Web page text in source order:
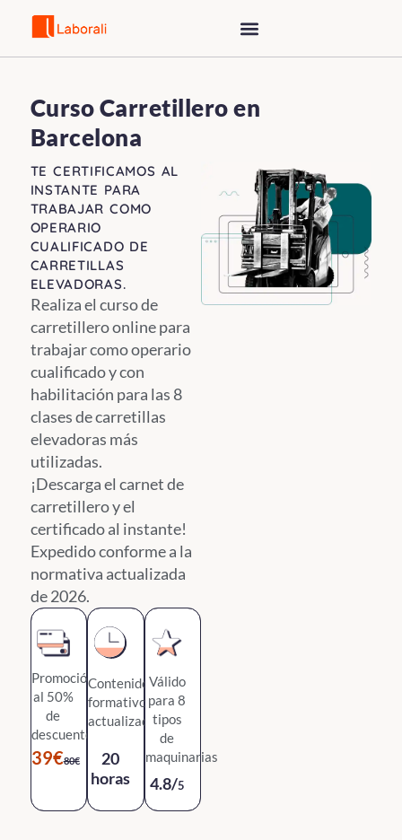
Curso Carretillero en
Barcelona
TE CERTIFICAMOS AL
INSTANTE PARA
TRABAJAR COMO
OPERARIO
CUALIFICADO DE
CARRETILLAS
ELEVADORAS.
Realiza el curso de
carretillero online para
trabajar como operario
cualificado y con
habilitación para las 8
clases de carretillas
elevadoras más
utilizadas.
¡Descarga el carnet de
carretillero y el
certificado al instante!
Expedido conforme a la
normativa actualizada
de 2026.
Promoción
al 50%
de
descuento
39€80€
Contenido
formativo
actualizado
20
horas
Válido
para 8
tipos
de
maquinarias
4.8/5